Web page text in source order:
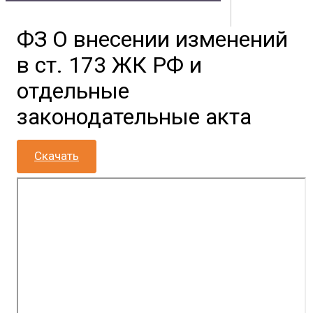
Контакты
Документы
Физическим лицам
Маркетплейс
Партнерам
ФЗ О внесении изменений
в ст. 173 ЖК РФ и
отдельные
законодательные акта
Скачать